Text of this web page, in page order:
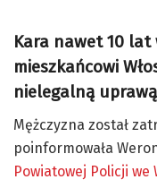
Kara nawet 10 lat
mieszkańcowi
nielegalną
Mężczyzna został
poinformowała
Powiatowej Policji we